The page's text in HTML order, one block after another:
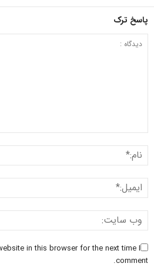
پاسخ ترک
in this browser for the next time I
comment.